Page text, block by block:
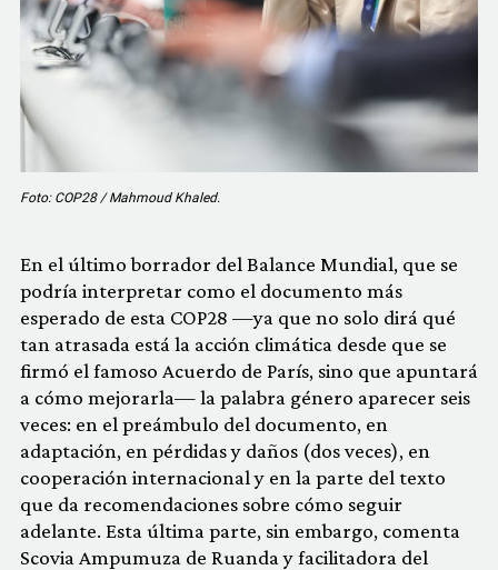
Foto: COP28 / Mahmoud Khaled.
En el último borrador del Balance Mundial, que se
podría interpretar como el documento más
esperado de esta COP28 —ya que no solo dirá qué
tan atrasada está la acción climática desde que se
firmó el famoso Acuerdo de París, sino que apuntará
a cómo mejorarla— la palabra género aparecer seis
veces: en el preámbulo del documento, en
adaptación, en pérdidas y daños (dos veces), en
cooperación internacional y en la parte del texto
que da recomendaciones sobre cómo seguir
adelante. Esta última parte, sin embargo, comenta
Scovia Ampumuza de Ruanda y facilitadora del